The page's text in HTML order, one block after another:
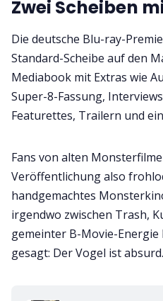
Zwei Scheiben
Die deutsche Blu-ray-
Standard-Scheibe auf den
Mediabook mit Extras wie
Super-8-Fassung,
Featurettes, Trailern und
Fans von alten
Veröffentlichung also
handgemachtes
irgendwo zwischen Trash,
gemeinter B-Movie-
gesagt: Der Vogel ist